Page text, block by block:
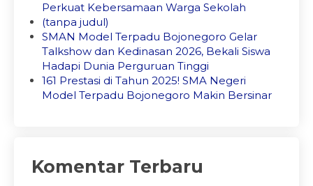
Perkuat Kebersamaan Warga Sekolah
(tanpa judul)
SMAN Model Terpadu Bojonegoro Gelar
Talkshow dan Kedinasan 2026, Bekali Siswa
Hadapi Dunia Perguruan Tinggi
161 Prestasi di Tahun 2025! SMA Negeri
Model Terpadu Bojonegoro Makin Bersinar
Komentar Terbaru